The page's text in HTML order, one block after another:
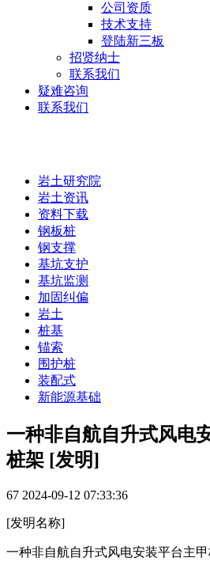
公司资质
技术支持
登陆新三板
招贤纳士
联系我们
疑难咨询
联系我们
岩土研究院
岩土资讯
资料下载
钢板桩
钢支撑
基坑支护
基坑监测
加固纠偏
岩土
桩基
锚索
围护桩
装配式
新能源基础
一种非自航自升式风电
桩架 [发明]
67 2024-09-12 07:33:36
[发明名称]
一种非自航自升式风电安装平台主